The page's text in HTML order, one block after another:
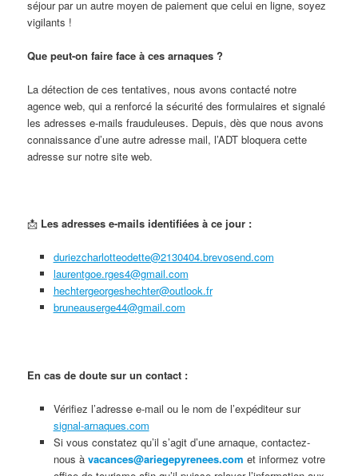
séjour par un autre moyen de paiement que celui en ligne, soyez
vigilants !
Que peut-on faire face à ces arnaques ?
La détection de ces tentatives, nous avons contacté notre
agence web, qui a renforcé la sécurité des formulaires et signalé
les adresses e-mails frauduleuses. Depuis, dès que nous avons
connaissance d’une autre adresse mail, l’ADT bloquera cette
adresse sur notre site web.
📩 Les adresses e-mails identifiées à ce jour :
duriezcharlotteodette@2130404.brevosend.com
laurentgoe.rges4@gmail.com
hechtergeorgeshechter@outlook.fr
bruneauserge44@gmail.com
En cas de doute sur un contact :
Vérifiez l’adresse e-mail ou le nom de l’expéditeur sur
signal-arnaques.com
Si vous constatez qu’il s’agit d’une arnaque, contactez-
nous à vacances@ariegepyrenees.com et informez votre